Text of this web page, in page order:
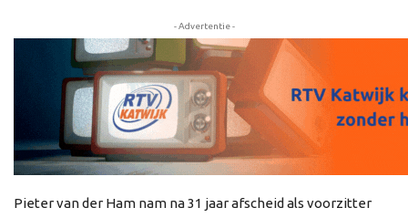
- Advertentie -
Pieter van der Ham nam na 31 jaar afscheid als voorzitter